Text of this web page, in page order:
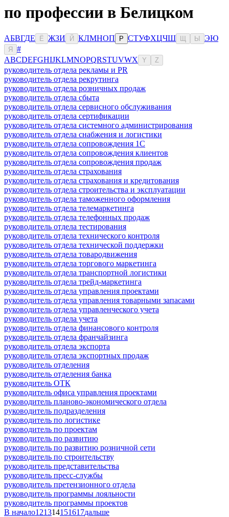
по профессии в Белицком
АБВГДЕ Ё ЖЗИ Й КЛМНОП Р СТУФХЦЧШ Ы ЭЮ
Я
#
ABCDEFGHIJKLMNOPQRSTUVWX Y Z
руководитель отдела рекламы и PR
руководитель отдела рекрутинга
руководитель отдела розничных продаж
руководитель отдела сбыта
руководитель отдела сервисного обслуживания
руководитель отдела сертификации
руководитель отдела системного администрирования
руководитель отдела снабжения и логистики
руководитель отдела сопровождения 1С
руководитель отдела сопровождения клиентов
руководитель отдела сопровождения продаж
руководитель отдела страхования
руководитель отдела страхования и кредитования
руководитель отдела строительства и эксплуатации
руководитель отдела таможенного оформления
руководитель отдела телемаркетинга
руководитель отдела телефонных продаж
руководитель отдела тестирования
руководитель отдела технического контроля
руководитель отдела технической поддержки
руководитель отдела товародвижения
руководитель отдела торгового маркетинга
руководитель отдела транспортной логистики
руководитель отдела трейд-маркетинга
руководитель отдела управления проектами
руководитель отдела управления товарными запасами
руководитель отдела управленческого учета
руководитель отдела учета
руководитель отдела финансового контроля
руководитель отдела франчайзинга
руководитель отдела экспорта
руководитель отдела экспортных продаж
руководитель отделения
руководитель отделения банка
руководитель ОТК
руководитель офиса управления проектами
руководитель планово-экономического отдела
руководитель подразделения
руководитель по логистике
руководитель по проектам
руководитель по развитию
руководитель по развитию розничной сети
руководитель по строительству
руководитель представительства
руководитель пресс-службы
руководитель претензионного отдела
руководитель программы лояльности
руководитель программы проектов
В начало121314151617дальше